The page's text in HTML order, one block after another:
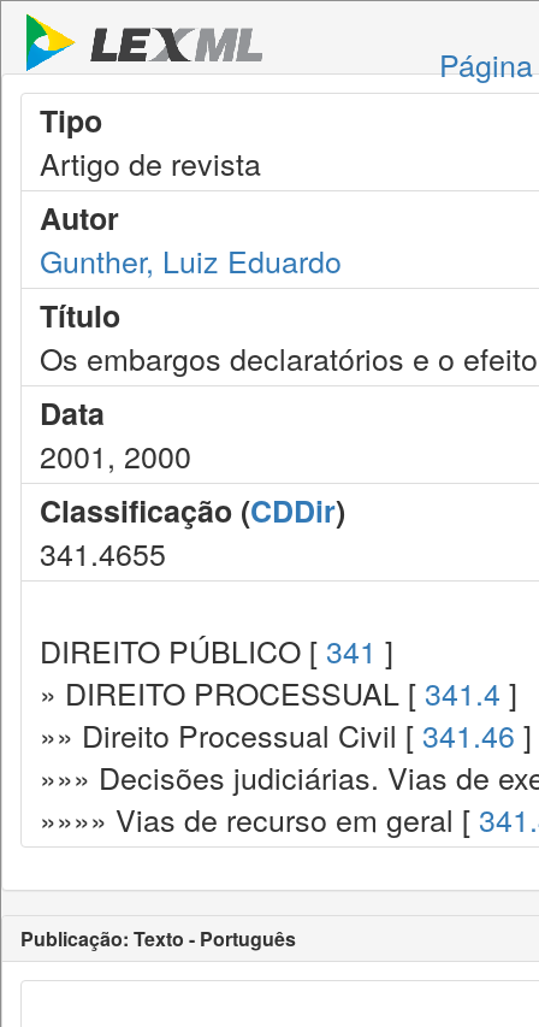
Tipo
Artigo de revista
Autor
Gunther, Luiz Eduardo
Título
Os embargos declaratórios e o
Data
2001, 2000
Classificação (CDDir)
341.4655
DIREITO PÚBLICO [ 341 ]
» DIREITO PROCESSUAL [ 341.4 ]
»» Direito Processual Civil [ 341.46 ]
»»» Decisões judiciárias. Vias de
»»»» Vias de recurso em geral [
Publicação: Texto - Português